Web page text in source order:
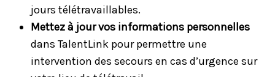
jours télétravaillables.
Mettez à jour vos informations personnelles
dans TalentLink pour permettre une
intervention des secours en cas d’urgence sur